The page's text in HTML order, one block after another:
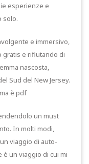
esperienze e
solo.
e immersivo,
gratis e rifiutando di
nascosta,
Sud del New Jersey.
è pdf
un must
In molti modi,
viaggio di auto-
un viaggio di cui mi